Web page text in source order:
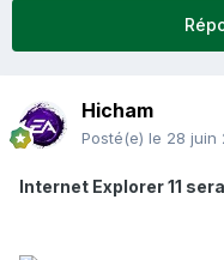
Hicham
Posté(e) le 28 juin
Internet Explorer 11